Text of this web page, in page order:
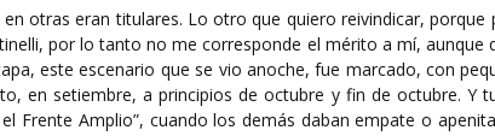
otras eran titulares. Lo otro que quiero reivindicar, porque
por lo tanto no me corresponde el mérito a mí, aunque
este escenario que se vio anoche, fue marcado, con
en setiembre, a principios de octubre y fin de octubre. Y
Frente Amplio”, cuando los demás daban empate o